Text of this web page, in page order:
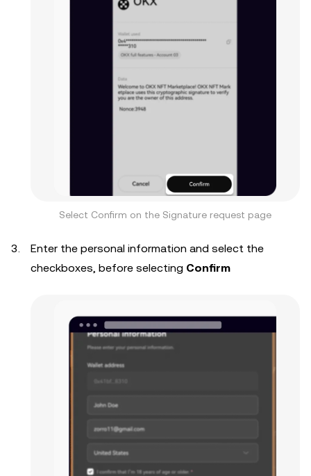
Select Confirm on the Signature request page
Enter the personal information and select the
checkboxes, before selecting Confirm